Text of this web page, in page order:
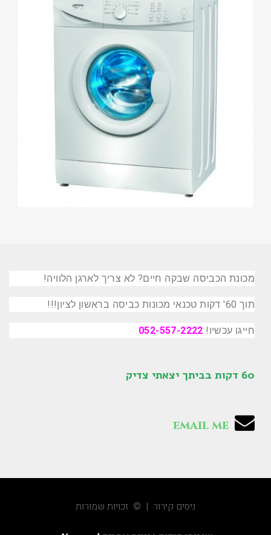
מכונת הכביסה שבקה חיים? לא צריך לארגן הלוויה!
תוך 60' דקות טכנאי מכונות כביסה בראשון לציון!!!
חייגו עכשיו! 052-557-2222
60 דקות בביתך יצאתי צדיק
email me
ניסים קירור | © זכויות שמורות